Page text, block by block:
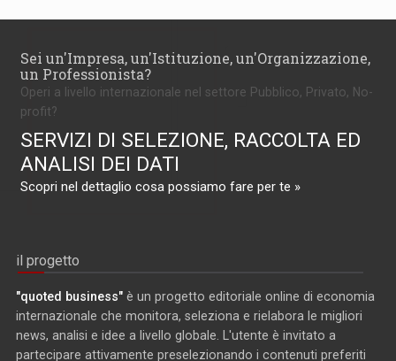
Sei un'Impresa, un'Istituzione, un'Organizzazione,
un Professionista?
Operi a livello internazionale nel settore Pubblico, Privato, No-
profit?
SERVIZI DI SELEZIONE, RACCOLTA ED
ANALISI DEI DATI
Scopri nel dettaglio cosa possiamo fare per te »
il progetto
"quoted business" è un progetto editoriale online di economia
internazionale che monitora, seleziona e rielabora le migliori
news, analisi e idee a livello globale. L'utente è invitato a
partecipare attivamente preselezionando i contenuti preferiti